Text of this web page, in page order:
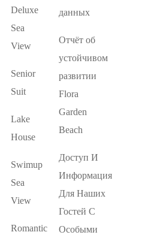
Deluxe
Sea
View
Senior
Suit
Lake
House
Swimup
Sea
View
Romantic
данных
Отчёт об
устойчивом
развитии
Flora
Garden
Beach
Доступ И
Информация
Для Наших
Гостей С
Особыми